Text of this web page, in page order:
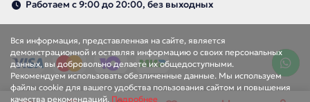
Вся информация, представленная на сайте, является
демонстрационной и оставляя информацию о своих персональных
данных, вы добровольно делаете их общедоступными.
Рекомендуем использовать обезличенные данные. Мы используем
файлы cookie для вашего удобства пользования сайтом и повышения
качества рекомендаций. Подробнее
Работаем с 9:00 до 20:00, без выходных